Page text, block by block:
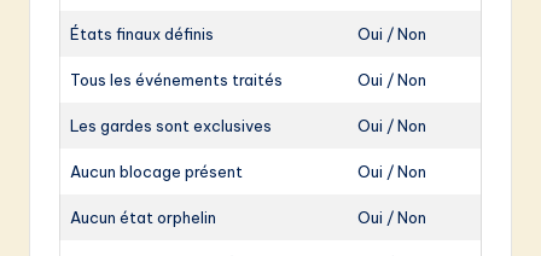
États finaux définis Oui / Non
Tous les événements traités Oui / Non
Les gardes sont exclusives Oui / Non
Aucun blocage présent Oui / Non
Aucun état orphelin Oui / Non